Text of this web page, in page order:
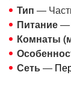
Тип —
Питание—
Комнаты
Сеть—